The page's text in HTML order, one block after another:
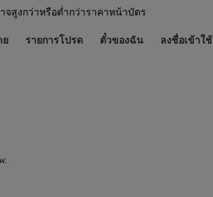
สูงกว่าหรือต่ำกว่าราคาหน้าบัตร
ย รายการโปรด ตั๋วของฉัน ลงชื่อเข้าใช้